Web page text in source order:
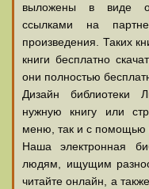
выложены в виде
ссылками на
произведения. Таких
книги бесплатно
они полностью
Дизайн библиотеки
нужную книгу или
меню, так и с помощью
Наша электронная
людям, ищущим
читайте онлайн, а